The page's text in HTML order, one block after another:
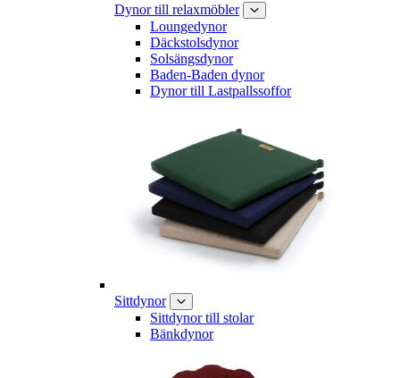
Dynor till relaxmöbler
Loungedynor
Däckstolsdynor
Solsängsdynor
Baden-Baden dynor
Dynor till Lastpallssoffor
Sittdynor
Sittdynor till stolar
Bänkdynor